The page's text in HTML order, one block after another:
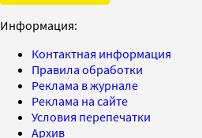
Информация:
Контактная информация
Правила обработки
Реклама в журнале
Реклама на сайте
Условия перепечатки
Архив